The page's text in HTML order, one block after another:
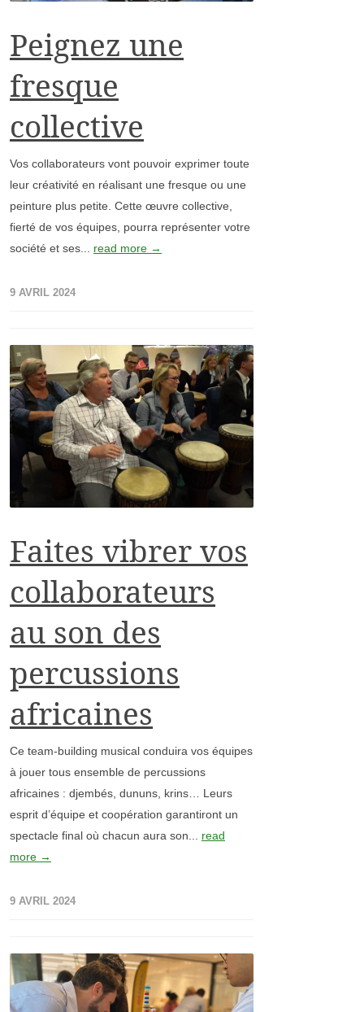
Peignez une
fresque
collective
Vos collaborateurs vont pouvoir exprimer toute
leur créativité en réalisant une fresque ou une
peinture plus petite. Cette œuvre collective,
fierté de vos équipes, pourra représenter votre
société et ses... read more →
9 AVRIL 2024
Faites vibrer vos
collaborateurs
au son des
percussions
africaines
Ce team-building musical conduira vos équipes
à jouer tous ensemble de percussions
africaines : djembés, dununs, krins… Leurs
esprit d’équipe et coopération garantiront un
spectacle final où chacun aura son... read
more →
9 AVRIL 2024